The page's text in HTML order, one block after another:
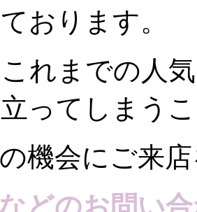
おります。
れまでの人
ってしまう
機会にご来